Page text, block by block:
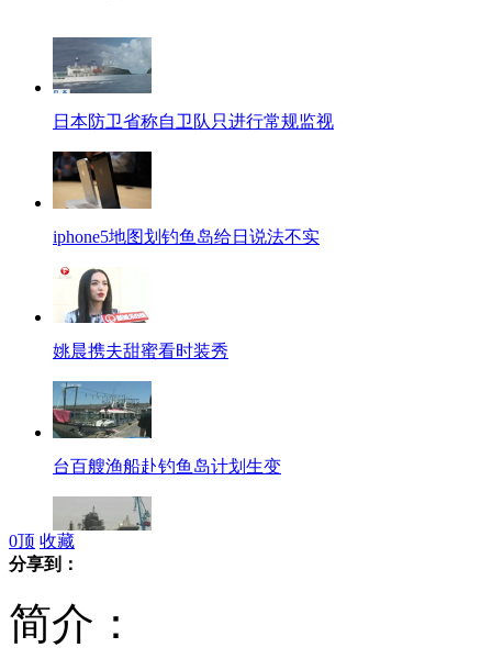
日本防卫省称自卫队只进行常规监视
iphone5地图划钓鱼岛给日说法不实
姚晨携夫甜蜜看时装秀
台百艘渔船赴钓鱼岛计划生变
0顶 收藏
分享到：
简介：